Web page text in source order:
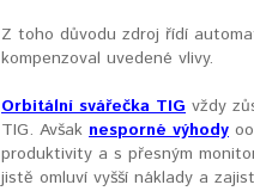
Z toho důvodu zdroj řídí
kompenzoval uvedené vlivy.
Orbitální svářečka TIG vždy
TIG. Avšaknesporné výhody
produktivity a s přesným
jistě omluví vyšší náklady a